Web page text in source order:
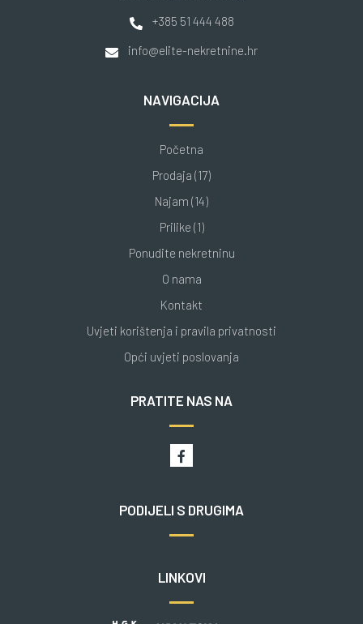
+385 51 444 488
info@elite-nekretnine.hr
NAVIGACIJA
Početna
Prodaja (17)
Najam (14)
Prilike (1)
Ponudite nekretninu
O nama
Kontakt
Uvjeti korištenja i pravila privatnosti
Opći uvjeti poslovanja
PRATITE NAS NA
PODIJELI S DRUGIMA
LINKOVI